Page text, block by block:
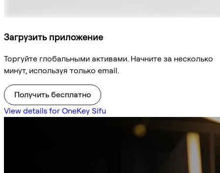
Загрузить приложение
Торгуйте глобальными активами. Начните за несколько
минут, используя только email.
Получить бесплатно
View details for OneKey Sifu